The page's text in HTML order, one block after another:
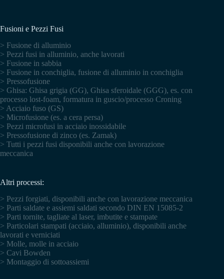
Fusioni e Pezzi Fusi
> Fusione di alluminio
> Pezzi fusi in alluminio, anche lavorati
> Fusione in sabbia
> Fusione in conchiglia, fusione di alluminio in conchiglia
> Pressofusione
> Ghisa: Ghisa grigia (GG), Ghisa sferoidale (GGG), es. con
processo lost-foam, formatura in guscio/processo Croning
> Acciaio fuso (GS)
> Microfusione (es. a cera persa)
> Pezzi microfusi in acciaio inossidabile
> Pressofusione di zinco (es. Zamak)
> Tutti i pezzi fusi disponibili anche con lavorazione
meccanica
Altri processi:
> Pezzi forgiati, disponibili anche con lavorazione meccanica
> Parti saldate e assiemi saldati secondo DIN EN 15085-2
> Parti tornite, tagliate al laser, imbutite e stampate
> Particolari stampati (acciaio, alluminio), disponibili anche
lavorati e verniciati
> Molle, molle in acciaio
> Cavi Bowden
> Montaggio di sottoassiemi